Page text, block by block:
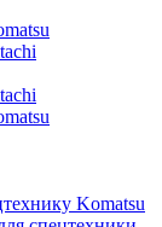
Komatsu